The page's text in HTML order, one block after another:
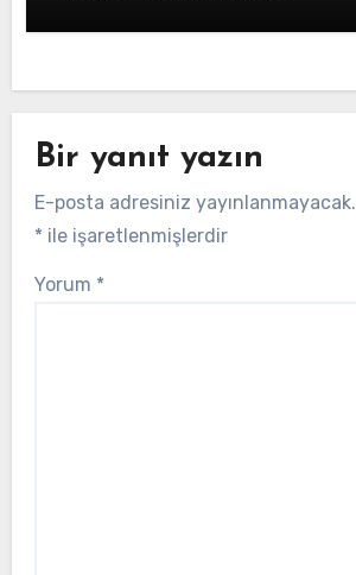
Bir yanıt yazın
E-posta adresiniz yayınlanmayacak.
* ile işaretlenmişlerdir
Yorum *